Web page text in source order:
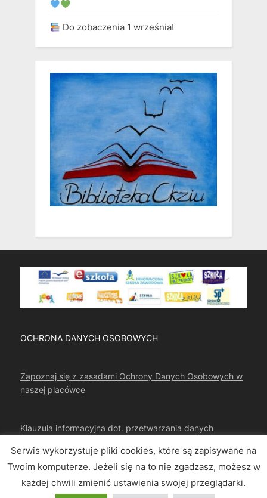
Do zobaczenia 1 września!
OCHRONA DANYCH OSOBOWYCH
Zapoznaj się z zasadami Ochrony Danych Osobowych w
naszej placówce
Klauzula informacyjna dot. przetwarzania danych
Copyright © 2026 CKZIU Strzelce Opolskie.
Serwis wykorzystuje pliki cookies, które są zapisywane na
Twoim komputerze. Jeżeli się na to nie zgadzasz, możesz w
każdej chwili zmienić ustawienia swojej przeglądarki.